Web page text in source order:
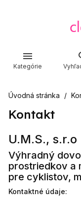

Kategórie
Úvodná stránka
Kontakt
U.M.S., s.r.o
Výhradný
prostriedkov a
pre cyklistov,
Kontaktné údaje: